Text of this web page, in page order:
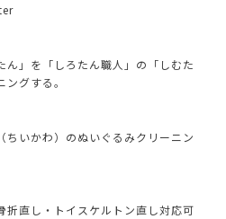
ん」を「しろたん職人」の「しむた
グする。
ちいかわ）のぬいぐるみクリーニン
折直し・トイスケルトン直し対応可